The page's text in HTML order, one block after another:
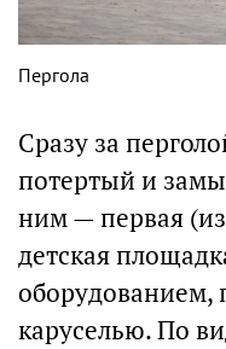
Пергола
Сразу за
потертый и
ним — первая
детская
оборудованием,
каруселью. По